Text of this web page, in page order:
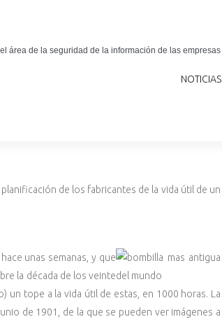
área de la seguridad de la información de las empresas
NOTICIAS
de los fabricantes de la vida útil de un
unas semanas, y que
la década de los veinte
un tope a la vida útil de estas, en 1000 horas. La
de 1901, de la que se pueden ver imágenes a